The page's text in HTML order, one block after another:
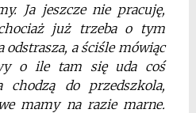
Ja jeszcze nie pracuję,
już trzeba o tym
odstrasza, a ściśle mówiąc
o ile tam się uda coś
do przedszkola,
mamy na razie marne.